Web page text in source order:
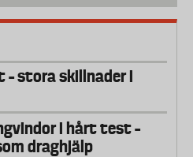
– stora skillnader i
i hårt test –
draghjälp